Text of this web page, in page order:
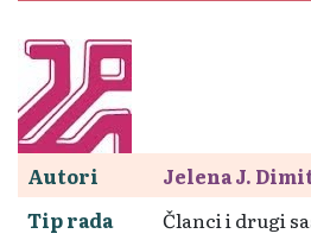
Autori
Jelena J.
Tip rada
Članci i drugi